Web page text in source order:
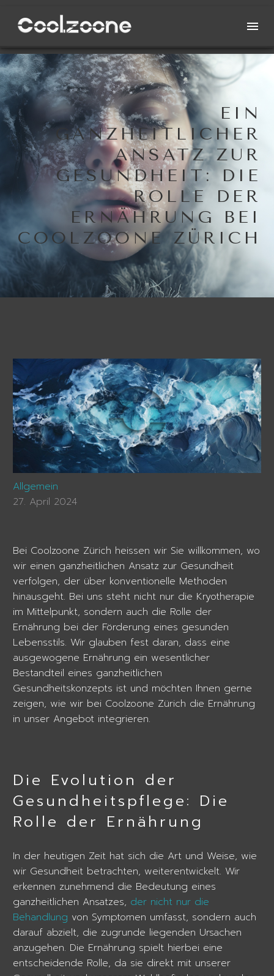
EIN
GANZHEITLICHER
ANSATZ ZUR
GESUNDHEIT: DIE
ROLLE DER
ERNÄHRUNG BEI
COOLZOONE ZÜRICH
Allgemein
27. April 2024
Bei Coolzoone Zürich heissen wir Sie willkommen, wo
wir einen ganzheitlichen Ansatz zur Gesundheit
verfolgen, der über konventionelle Methoden
hinausgeht. Bei uns steht nicht nur die Kryotherapie
im Mittelpunkt, sondern auch die Rolle der
Ernährung bei der Förderung eines gesunden
Lebensstils. Wir glauben fest daran, dass eine
ausgewogene Ernährung ein wesentlicher
Bestandteil eines ganzheitlichen
Gesundheitskonzepts ist und möchten Ihnen gerne
zeigen, wie wir bei Coolzoone Zürich die Ernährung
in unser Angebot integrieren.
Die Evolution der
Gesundheitspflege: Die
Rolle der Ernährung
In der heutigen Zeit hat sich die Art und Weise, wie
wir Gesundheit betrachten, weiterentwickelt. Wir
erkennen zunehmend die Bedeutung eines
ganzheitlichen Ansatzes, der nicht nur die
Behandlung von Symptomen umfasst, sondern auch
darauf abzielt, die zugrunde liegenden Ursachen
anzugehen. Die Ernährung spielt hierbei eine
entscheidende Rolle, da sie direkt mit unserer